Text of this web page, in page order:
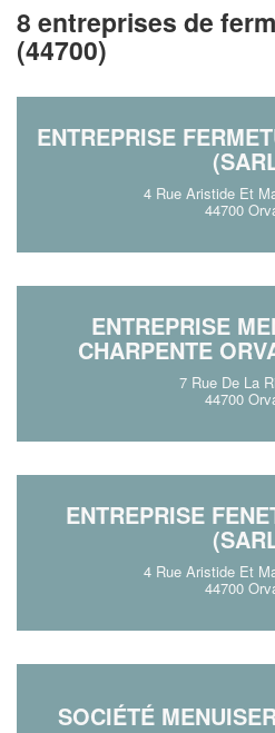
8 entreprises de
(44700)
ENTREPRISE
4 Rue Aristide Et
44700
ENTREPRISE
CHARPENTE
7 Rue De La
44700
ENTREPRISE
4 Rue Aristide Et
44700
SOCIÉTÉ